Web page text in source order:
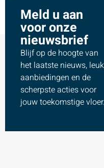
Meld u aan
voor onze
nieuwsbrief
Blijf op de hoogte van
het laatste nieuws,
aanbiedingen en de
scherpste acties voor
jouw toekomstige vloer.